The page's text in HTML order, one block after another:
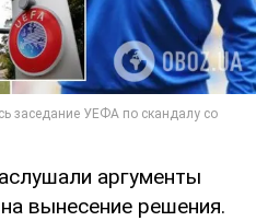
аргументы
вынесение решения.